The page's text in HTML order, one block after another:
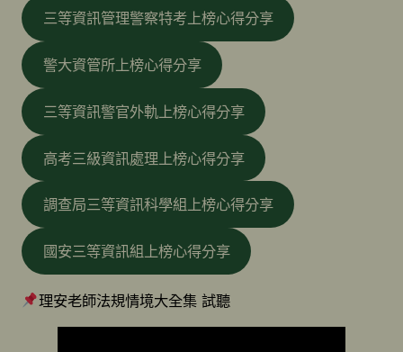
三等資訊管理警察特考上榜心得分享
警大資管所上榜心得分享
三等資訊警官外軌上榜心得分享
高考三級資訊處理上榜心得分享
調查局三等資訊科學組上榜心得分享
國安三等資訊組上榜心得分享
理安老師法規情境大全集 試聽